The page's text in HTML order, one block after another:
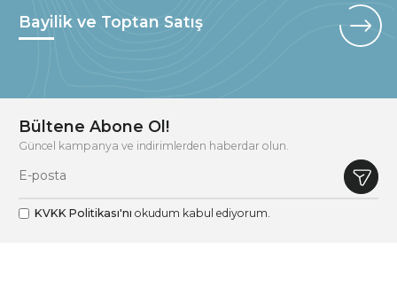
Bayilik ve Toptan Satış
Bültene Abone Ol!
Güncel kampanya ve indirimlerden haberdar olun.
KVKK Politikası'nı okudum kabul ediyorum.